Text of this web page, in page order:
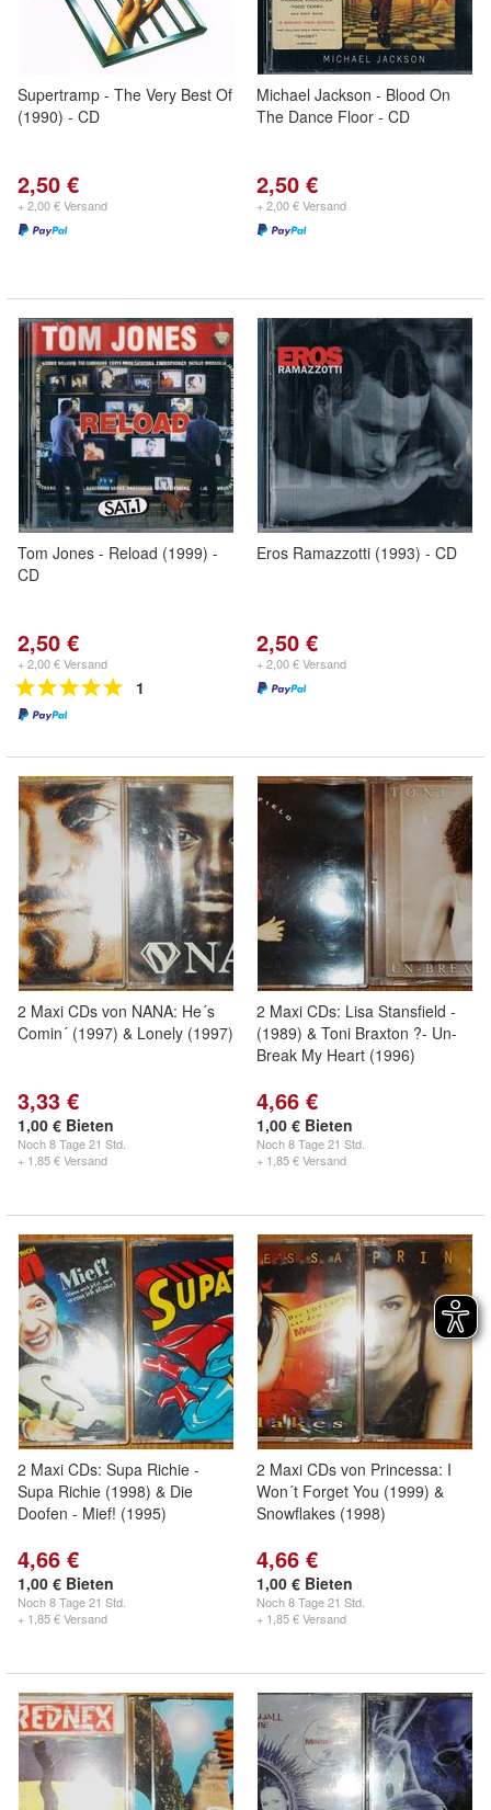
Supertramp - The Very Best Of
(1990) - CD
2,50 €
+ 2,00 € Versand
Michael Jackson - Blood On
The Dance Floor - CD
2,50 €
+ 2,00 € Versand
Tom Jones - Reload (1999) -
CD
2,50 €
+ 2,00 € Versand
1
Eros Ramazzotti (1993) - CD
2,50 €
+ 2,00 € Versand
2 Maxi CDs von NANA: He´s
Comin´ (1997) & Lonely (1997)
3,33 €
1,00 € Bieten
Noch8 Tage 21 Std.
+ 1,85 € Versand
2 Maxi CDs: Lisa Stansfield -
(1989) & Toni Braxton ?- Un-
Break My Heart (1996)
4,66 €
1,00 € Bieten
Noch8 Tage 21 Std.
+ 1,85 € Versand
2 Maxi CDs: Supa Richie -
Supa Richie (1998) & Die
Doofen - Mief! (1995)
4,66 €
1,00 € Bieten
Noch8 Tage 21 Std.
+ 1,85 € Versand
2 Maxi CDs von Princessa: I
Won´t Forget You (1999) &
Snowflakes (1998)
4,66 €
1,00 € Bieten
Noch8 Tage 21 Std.
+ 1,85 € Versand